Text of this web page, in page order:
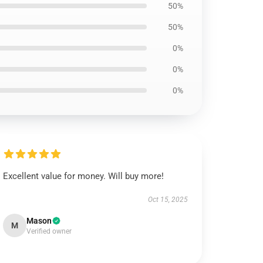
50%
50%
0%
0%
0%
Excellent value for money. Will buy more!
Oct 15, 2025
M Mason
Verified owner